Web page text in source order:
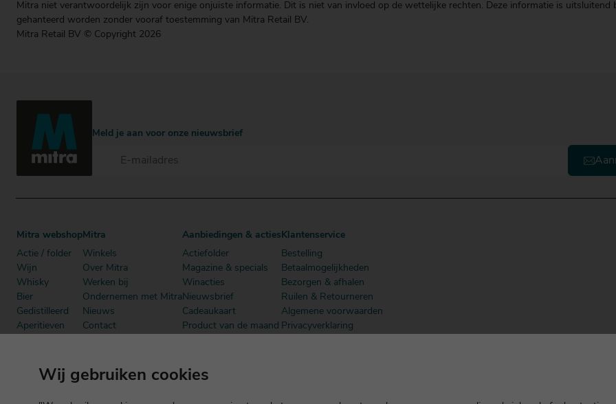
Mitra niet verantwoordelijk zijn voor enige onjuiste informatie. Dit is niet van invloed op de wettelijke rechten. Deze informatie is uitsluitend
gehanteerd worden zonder vooraf toestemming van Mitra Retail BV.
Mitra Retail BV © Copyright 2026
Meld je aan voor onze nieuwsbrief
Mitra webshop
Actie / folder
Wijn
Whisky
Bier
Gedistilleerd
Aperitieven
Boeken
Mitra
Winkels
Over Mitra
Werken bij
Ondernemen met Mitra
Nieuws
Contact
Aanbiedingen & acties
Actiefolder
Magazine & specials
Winacties
Nieuwsbrief
Cadeaukaart
Product van de maand
Klantenservice
Bestelling
Betaalmogelijkheden
Bezorgen & afhalen
Ruilen & Retourneren
Algemene voorwaarden
Privacyverklaring
Wij gebruiken cookies